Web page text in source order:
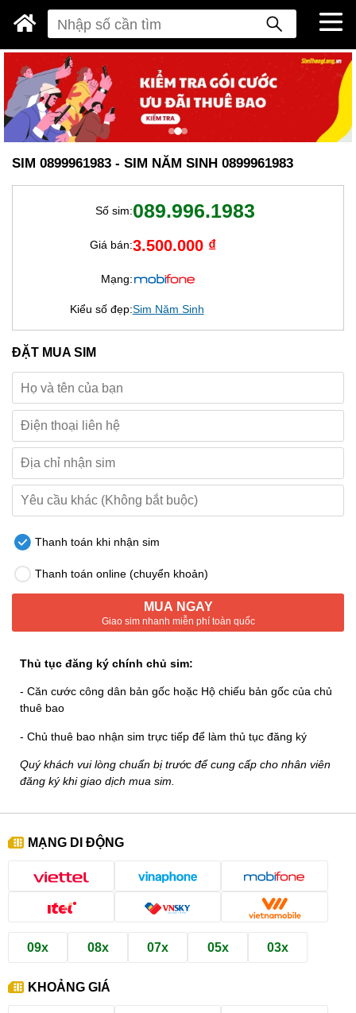
SIM 0899961983 - SIM NĂM SINH 0899961983
Số sim:089.996.1983
Giá bán:3.500.000 ₫
Mạng:
Kiểu số đẹp:Sim Năm Sinh
ĐẶT MUA SIM
Thanh toán khi nhận sim
Thanh toán online (chuyển khoản)
MUA NGAY
Giao sim nhanh miễn phí toàn quốc
Thủ tục đăng ký chính chủ sim:
- Căn cước công dân bản gốc hoặc Hộ chiếu bản gốc của chủ
thuê bao
- Chủ thuê bao nhận sim trực tiếp để làm thủ tục đăng ký
Quý khách vui lòng chuẩn bị trước để cung cấp cho nhân viên
đăng ký khi giao dịch mua sim.
MẠNG DI ĐỘNG
09x 08x 07x 05x 03x
KHOẢNG GIÁ